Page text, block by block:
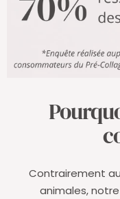
Contrairement
animales,